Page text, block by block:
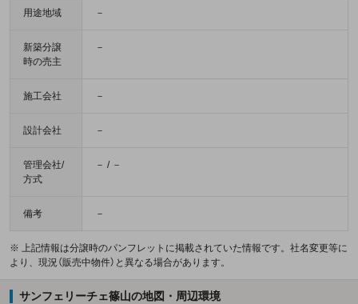
用途地域 －
新築分譲
時の売主
－
施工会社 －
設計会社 －
管理会社/
方式
－ / －
備考 －
※ 上記情報は分譲時のパンフレットに掲載されていた情報です。社名変更等に
より、現況（販売中物件）と異なる場合があります。
サンフェリーチェ篠山の地図・周辺環境